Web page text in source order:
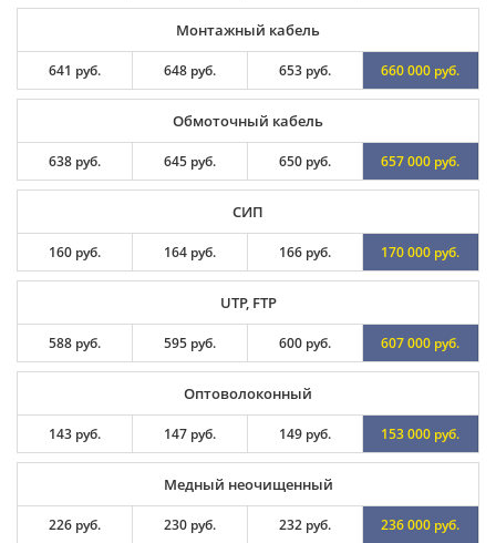
Монтажный кабель
641 руб. 648 руб. 653 руб. 660 000 руб.
Обмоточный кабель
638 руб. 645 руб. 650 руб. 657 000 руб.
СИП
160 руб. 164 руб. 166 руб. 170 000 руб.
UTP, FTP
588 руб. 595 руб. 600 руб. 607 000 руб.
Оптоволоконный
143 руб. 147 руб. 149 руб. 153 000 руб.
Медный неочищенный
226 руб. 230 руб. 232 руб. 236 000 руб.